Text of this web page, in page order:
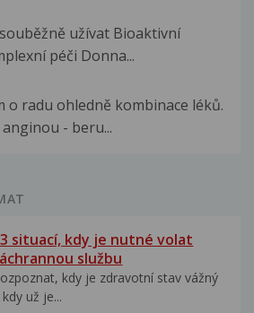
užívat Bioaktivní
péči Donna...
o radu ohledně kombinace léků.
- beru...
situací, kdy je nutné volat
službu
kdy je zdravotní stav vážný
kdy už je...